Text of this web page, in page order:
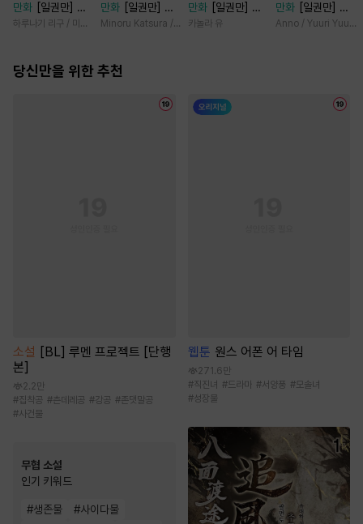
만화
[일권만] 제
약혼은 취소되었습
하루나기 리구 / 미즈메
만화
[일권만] 기
억상실 악역 영애
니에게서 도망칠
Minoru Katsura / Mizune
만화
[일권만] 죽
을 뻔한 늑대가 운
카놀라 유
만화
[일권만] 왕
태자님과의 약혼을
Anno / Yuuri
당신만을 위한 추천
소설 [BL] 루멘 프로젝트 [단행
본]
2.2만
#집착공 #츤데레공 #강공 #존댓말공
#사건물
무협 소설
인기 키워드
#생존물 #사이다물
웹툰 원스 어폰 어 타임
271.6만
#직진녀 #드라마 #서양풍 #모솔녀
#성장물